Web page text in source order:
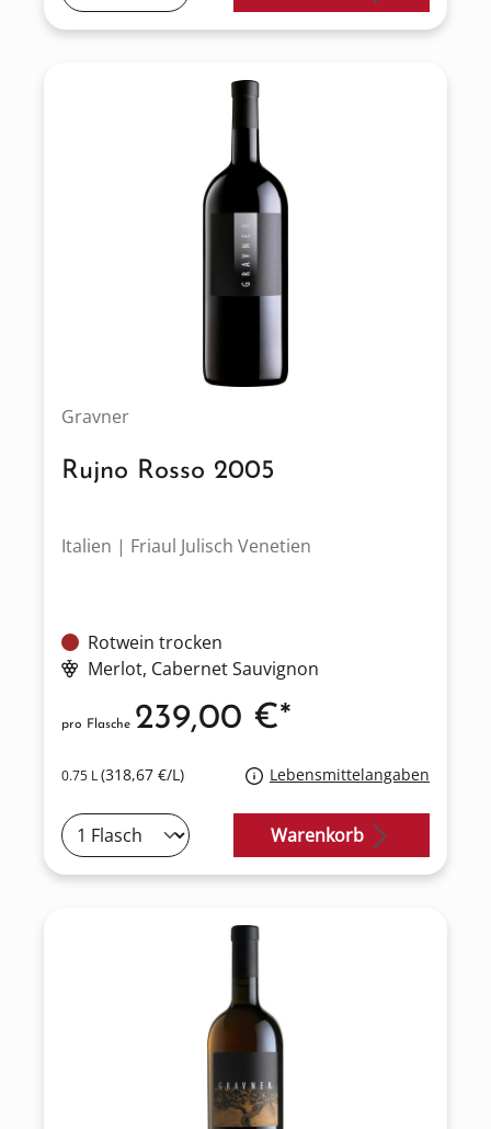
Gravner
Rujno Rosso 2005
Italien | Friaul Julisch Venetien
Rotwein trocken
Merlot, Cabernet Sauvignon
0.75 L(318,67 €/L) Lebensmittelangaben
pro Flasche 239,00 €*
Warenkorb